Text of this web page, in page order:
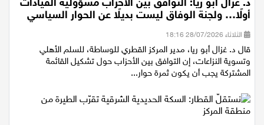
أولًا… ولجنة الوفاق ليست بديلًا عن الحوار السياسي
الثلاثاء 28/07/2026 18:16
قال د. غزال أبو ريا، مدير المركز القطري للوساطة، للسلم الأهلي
وتسوية النزاعات، إن التوافق بين الأحزاب حول تشكيل القائمة
المشتركة يجب أن يكون ثمرة حوار...